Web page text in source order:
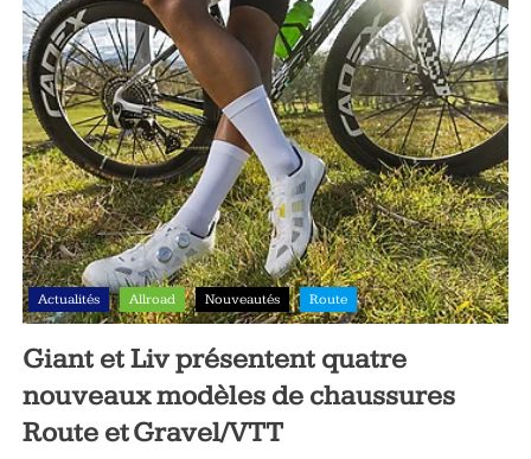
Actualités Allroad Nouveautés Route
Giant et Liv présentent quatre
nouveaux modèles de chaussures
Route et Gravel/VTT